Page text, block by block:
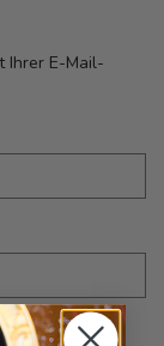
Ihrer E-Mail-